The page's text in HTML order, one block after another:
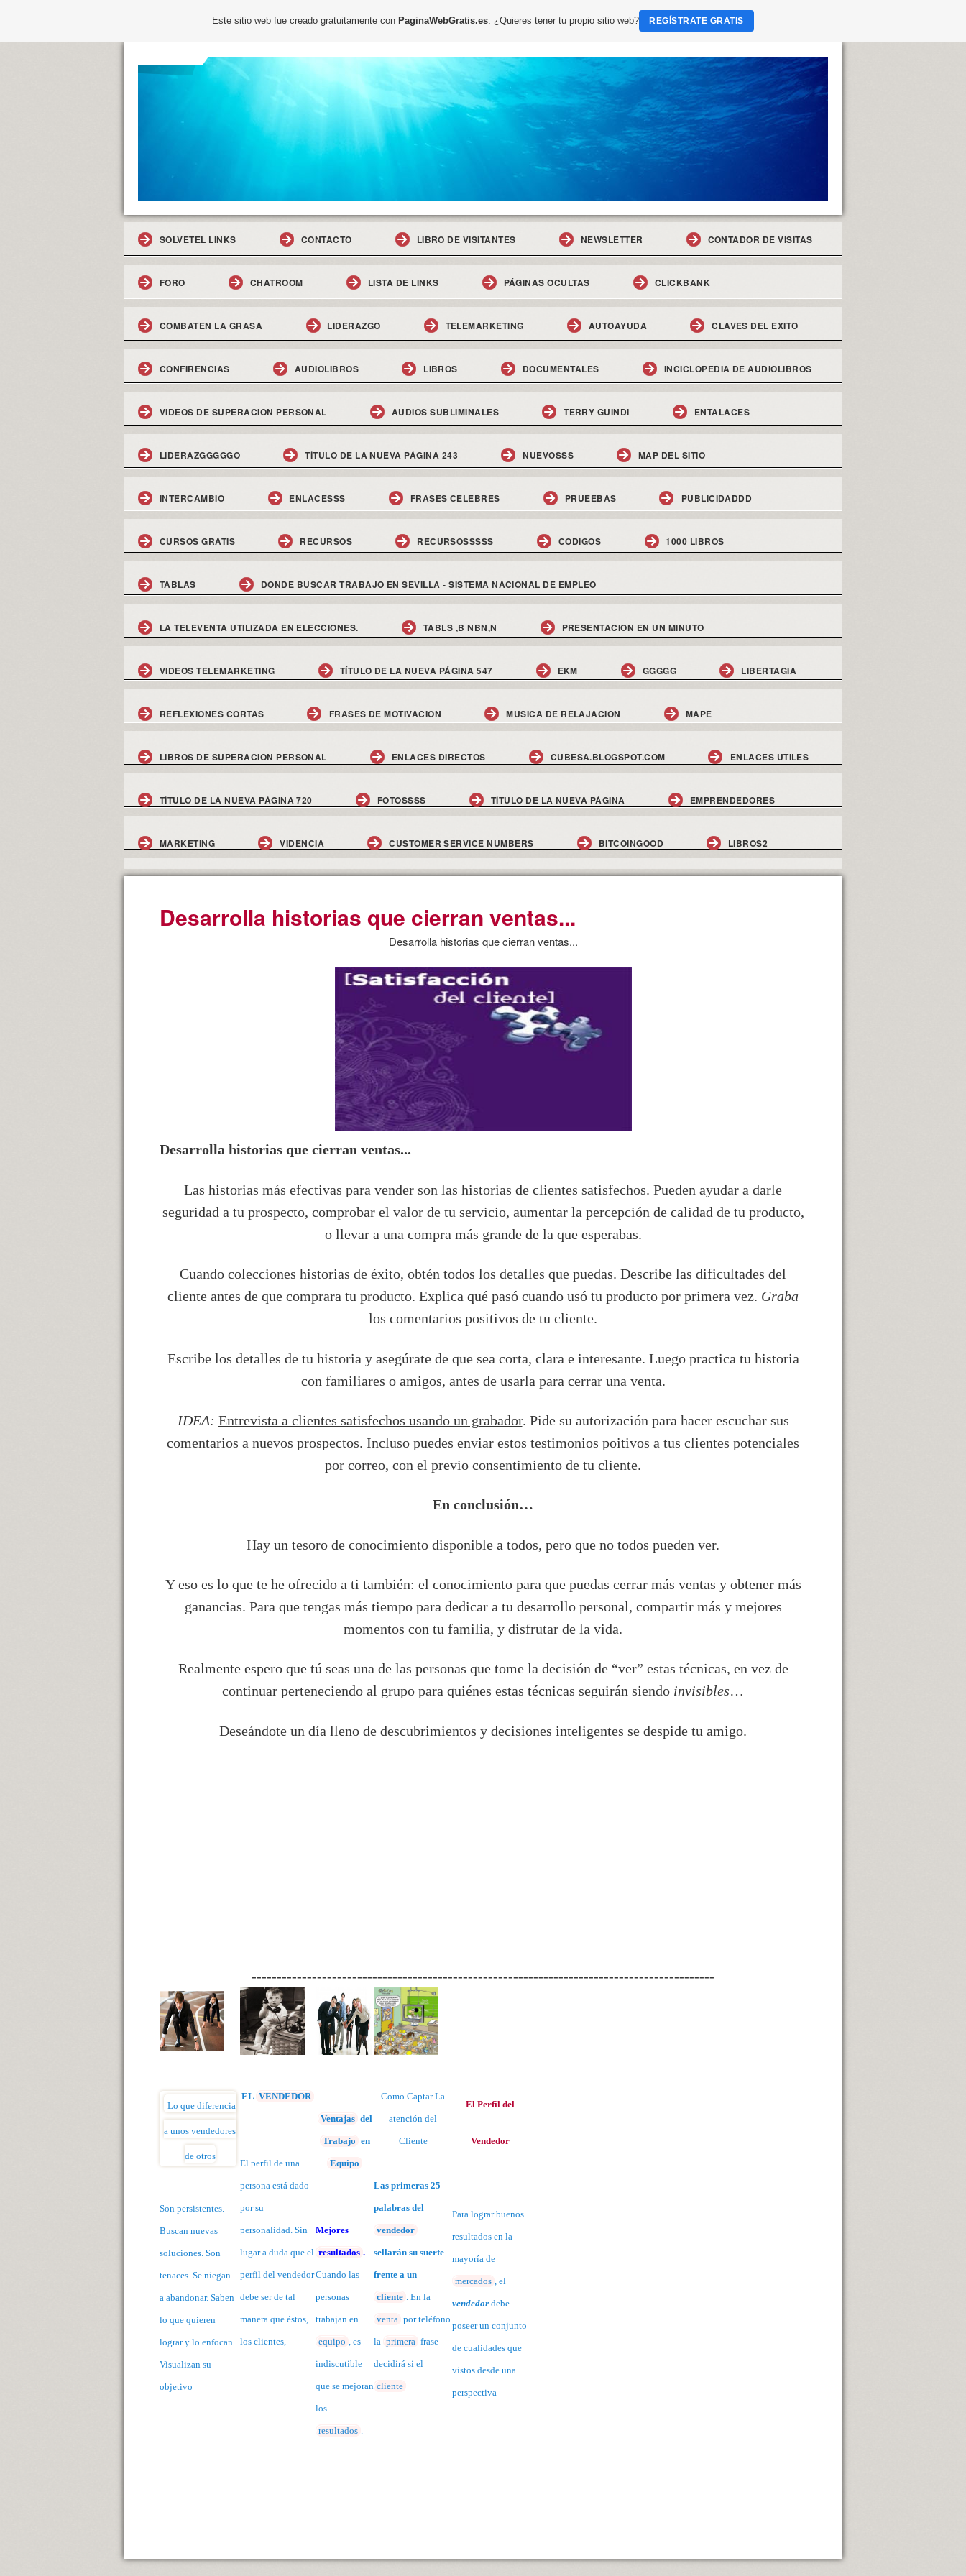
SOLVETEL LINKS CONTACTO LIBRO DE VISITANTES NEWSLETTER CONTADOR DE VISITAS
FORO CHATROOM LISTA DE LINKS PÁGINAS OCULTAS CLICKBANK
COMBATEN LA GRASA LIDERAZGO TELEMARKETING AUTOAYUDA CLAVES DEL EXITO
CONFIRENCIAS AUDIOLIBROS LIBROS DOCUMENTALES INCICLOPEDIA DE AUDIOLIBROS
VIDEOS DE SUPERACION PERSONAL AUDIOS SUBLIMINALES TERRY GUINDI ENTALACES
LIDERAZGGGGGO TÍTULO DE LA NUEVA PÁGINA 243 NUEVOSSS MAP DEL SITIO
INTERCAMBIO ENLACESSS FRASES CELEBRES PRUEEBAS PUBLICIDADDD
CURSOS GRATIS RECURSOS RECURSOSSSSS CODIGOS 1000 LIBROS
TABLAS DONDE BUSCAR TRABAJO EN SEVILLA - SISTEMA NACIONAL DE EMPLEO
LA TELEVENTA UTILIZADA EN ELECCIONES. TABLS ,B NBN,N PRESENTACION EN UN MINUTO
VIDEOS TELEMARKETING TÍTULO DE LA NUEVA PÁGINA 547 EKM GGGGG LIBERTAGIA
REFLEXIONES CORTAS FRASES DE MOTIVACION MUSICA DE RELAJACION MAPE
LIBROS DE SUPERACION PERSONAL ENLACES DIRECTOS CUBESA.BLOGSPOT.COM ENLACES UTILES
TÍTULO DE LA NUEVA PÁGINA 720 FOTOSSSS TÍTULO DE LA NUEVA PÁGINA EMPRENDEDORES
MARKETING VIDENCIA CUSTOMER SERVICE NUMBERS BITCOINGOOD LIBROS2
Desarrolla historias que cierran ventas...
Desarrolla historias que cierran ventas...
Desarrolla historias que cierran ventas...
Las historias más efectivas para vender son las historias de clientes satisfechos. Pueden ayudar a darle
seguridad a tu prospecto, comprobar el valor de tu servicio, aumentar la percepción de calidad de tu producto,
o llevar a una compra más grande de la que esperabas.
Cuando colecciones historias de éxito, obtén todos los detalles que puedas. Describe las dificultades del
cliente antes de que comprara tu producto. Explica qué pasó cuando usó tu producto por primera vez. Graba
los comentarios positivos de tu cliente.
Escribe los detalles de tu historia y asegúrate de que sea corta, clara e interesante. Luego practica tu historia
con familiares o amigos, antes de usarla para cerrar una venta.
IDEA: Entrevista a clientes satisfechos usando un grabador. Pide su autorización para hacer escuchar sus
comentarios a nuevos prospectos. Incluso puedes enviar estos testimonios poitivos a tus clientes potenciales
por correo, con el previo consentimiento de tu cliente.
En conclusión…
Hay un tesoro de conocimiento disponible a todos, pero que no todos pueden ver.
Y eso es lo que te he ofrecido a ti también: el conocimiento para que puedas cerrar más ventas y obtener más
ganancias. Para que tengas más tiempo para dedicar a tu desarrollo personal, compartir más y mejores
momentos con tu familia, y disfrutar de la vida.
Realmente espero que tú seas una de las personas que tome la decisión de “ver” estas técnicas, en vez de
continuar perteneciendo al grupo para quiénes estas técnicas seguirán siendo invisibles…
Deseándote un día lleno de descubrimientos y decisiones inteligentes se despide tu amigo.
--------------------------------------------------------------------------------------------
Lo que diferencia
a unos vendedores
de otros
Son persistentes.
Buscan nuevas
soluciones. Son
tenaces. Se niegan
a abandonar. Saben
lo que quieren
lograr y lo enfocan.
Visualizan su
objetivo
EL VENDEDOR
El perfil de una
persona está dado
por su
personalidad. Sin
lugar a duda que el
perfil del vendedor
debe ser de tal
manera que éstos,
los clientes,
Ventajas del
Trabajo en
Equipo
Mejores
resultados .
Cuando las
personas
trabajan en
equipo , es
indiscutible
que se mejoran
los
resultados
Como Captar La
atención del
Cliente
Las primeras 25
palabras del
vendedor
sellarán su suerte
frente a un
cliente . En la
venta por teléfono
la primera frase
decidirá si el
cliente
El Perfil del
Vendedor
Para lograr buenos
resultados en la
mayoría de
mercados , el
vendedor debe
poseer un conjunto
de cualidades que
vistos desde una
perspectiva
Este sitio web fue creado gratuitamente con PaginaWebGratis.es. ¿Quieres tener tu propio sitio web? REGÍSTRATE GRATIS